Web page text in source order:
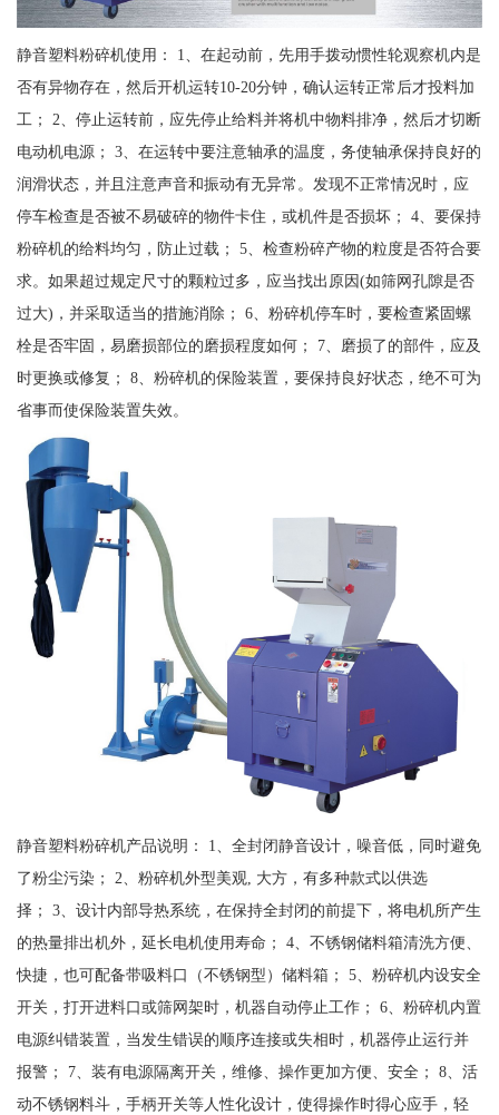
静音塑料粉碎机使用： 1、在起动前，先用手拨动惯性轮观察机内是
否有异物存在，然后开机运转10-20分钟，确认运转正常后才投料加
工； 2、停止运转前，应先停止给料并将机中物料排净，然后才切断
电动机电源； 3、在运转中要注意轴承的温度，务使轴承保持良好的
润滑状态，并且注意声音和振动有无异常。发现不正常情况时，应
停车检查是否被不易破碎的物件卡住，或机件是否损坏； 4、要保持
粉碎机的给料均匀，防止过载； 5、检查粉碎产物的粒度是否符合要
求。如果超过规定尺寸的颗粒过多，应当找出原因(如筛网孔隙是否
过大)，并采取适当的措施消除； 6、粉碎机停车时，要检查紧固螺
栓是否牢固，易磨损部位的磨损程度如何； 7、磨损了的部件，应及
时更换或修复； 8、粉碎机的保险装置，要保持良好状态，绝不可为
省事而使保险装置失效。
静音塑料粉碎机产品说明： 1、全封闭静音设计，噪音低，同时避免
了粉尘污染； 2、粉碎机外型美观, 大方，有多种款式以供选
择； 3、设计内部导热系统，在保持全封闭的前提下，将电机所产生
的热量排出机外，延长电机使用寿命； 4、不锈钢储料箱清洗方便、
快捷，也可配备带吸料口（不锈钢型）储料箱； 5、粉碎机内设安全
开关，打开进料口或筛网架时，机器自动停止工作； 6、粉碎机内置
电源纠错装置，当发生错误的顺序连接或失相时，机器停止运行并
报警； 7、装有电源隔离开关，维修、操作更加方便、安全； 8、活
动不锈钢料斗，手柄开关等人性化设计，使得操作时得心应手，轻